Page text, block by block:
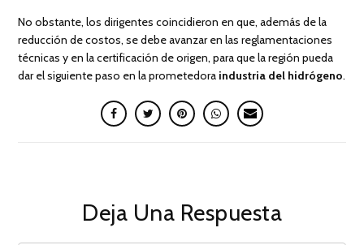
No obstante, los dirigentes coincidieron en que, además de la
reducción de costos, se debe avanzar en las reglamentaciones
técnicas y en la certificación de origen, para que la región pueda
dar el siguiente paso en la prometedora industria del hidrógeno.
Deja Una Respuesta